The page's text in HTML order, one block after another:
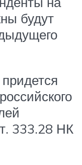
будут
333.28 НК